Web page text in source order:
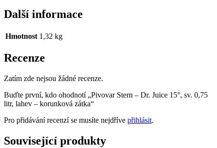
Další informace
Hmotnost 1,32 kg
Recenze
Zatím zde nejsou žádné recenze.
Buďte první, kdo ohodnotí „Pivovar Stern – Dr. Juice 15°, sv. 0,75
litr, lahev – korunková zátka“
Pro přidávání recenzí se musíte nejdříve přihlásit.
Související produkty